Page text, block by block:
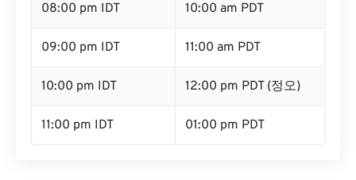
08:00 pm IDT 10:00 am PDT
09:00 pm IDT 11:00 am PDT
10:00 pm IDT 12:00 pm PDT (정오)
11:00 pm IDT 01:00 pm PDT